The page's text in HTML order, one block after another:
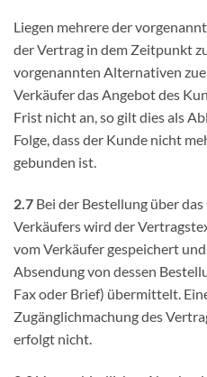
Liegen mehrere der
der Vertrag in dem Zeitpunkt
vorgenannten Alternativen
Verkäufer das Angebot des
Frist nicht an, so gilt dies als
Folge, dass der Kunde nicht
gebunden ist.
2.7 Bei der Bestellung über
Verkäufers wird der
vom Verkäufer gespeichert
Absendung von dessen
Fax oder Brief) übermittelt.
Zugänglichmachung des
erfolgt nicht.